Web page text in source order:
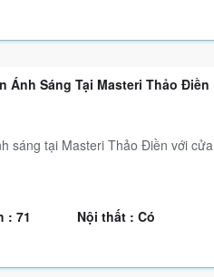
Ánh Sáng Tại Masteri Thảo Điền
sáng tại Masteri Thảo Điền với cửa
: 71
Nội thất : Có